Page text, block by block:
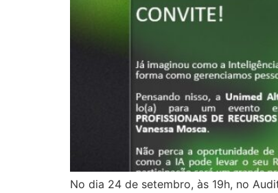
No dia 24 de setembro, às 19h, no